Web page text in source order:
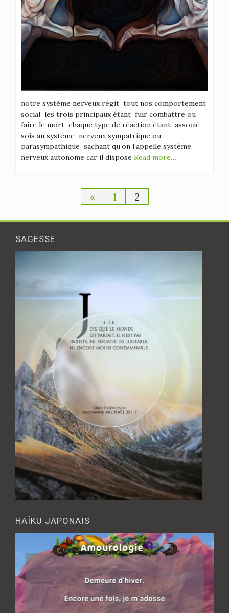
notre système nerveux régit tout nos comportement
social les trois principaux étant fuir combattre ou
faire le mort chaque type de réaction étant associé
sois au système nerveux sympatrique ou
parasympathique sachant qu’on l’appelle système
nerveux autonome car il dispose Read more…
Pagination
des
« 1 2
SAGESSE
HAÎKU JAPONAIS